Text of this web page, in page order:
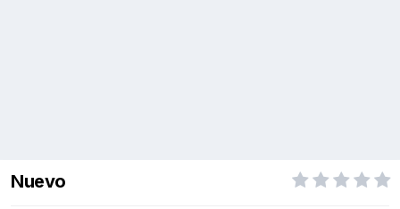
Nuevo